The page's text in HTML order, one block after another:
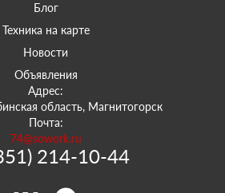
Блог
Техника на карте
Новости
Объявления
Адрес:
область, Магнитогорск
Почта:
74@sowork.ru
214-10-44